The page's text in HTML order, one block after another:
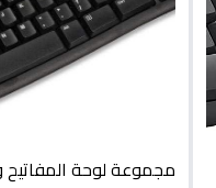
مجموعة لوحة